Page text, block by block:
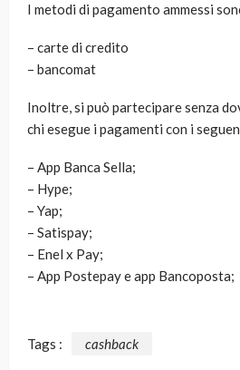
I metodi di pagamento ammessi
– carte di credito
– bancomat
Inoltre, si può partecipare senza
chi esegue i pagamenti con i
– App Banca Sella;
– Hype;
– Yap;
– Satispay;
– Enel x Pay;
– App Postepay e app Bancoposta;
Tags : cashback